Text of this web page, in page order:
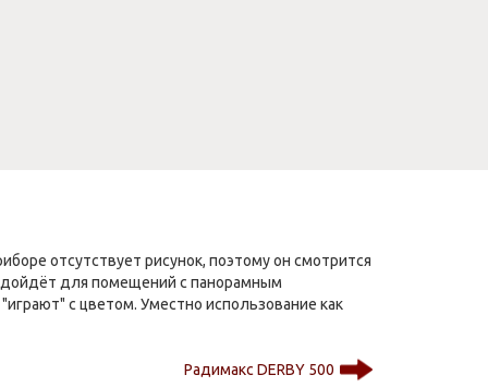
отсутствует рисунок, поэтому он смотрится
для помещений с панорамным
с цветом. Уместно использование как
Радимакс DERBY 500